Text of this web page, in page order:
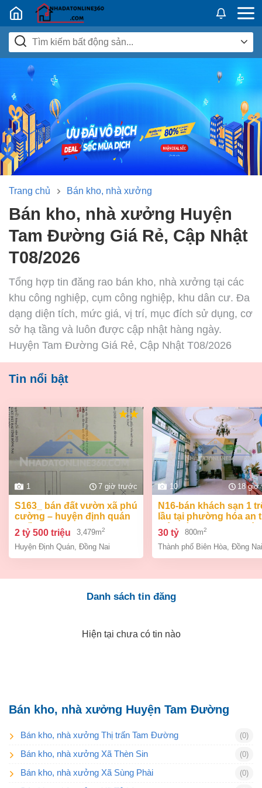
Nhadatban24h.vn
Trang chủ Bán kho, nhà xưởng
Bán kho, nhà xưởng Huyện
Tam Đường Giá Rẻ, Cập Nhật
T08/2026
Tổng hợp tin đăng rao bán kho, nhà xưởng tại các
khu công nghiệp, cụm công nghiệp, khu dân cư. Đa
dạng diện tích, mức giá, vị trí, mục đích sử dụng, cơ
sở hạ tầng và luôn được cập nhật hàng ngày.
Huyện Tam Đường Giá Rẻ, Cập Nhật T08/2026
Tin nổi bật
1 7 giờ trước
s163_ bán đất vườn xã phú
cường – huyện định quán
– đồng na
2 tỷ 500 triệu 3,479m2
Huyện Định Quán Đồng Nai
10 18 giờ
n16-bán khách sạn 1 trệt 2
lầu tại phường hóa an
biên hòa dt 800m2 giá
30 tỷ 800m2
Thành phố Biên Hòa Đồng Nai
Danh sách tin đăng
Hiện tại chưa có tin nào
Bán kho, nhà xưởng Huyện Tam Đường
Bán kho, nhà xưởng Thị trấn Tam Đường (0)
Bán kho, nhà xưởng Xã Thèn Sin (0)
Bán kho, nhà xưởng Xã Sùng Phài (0)